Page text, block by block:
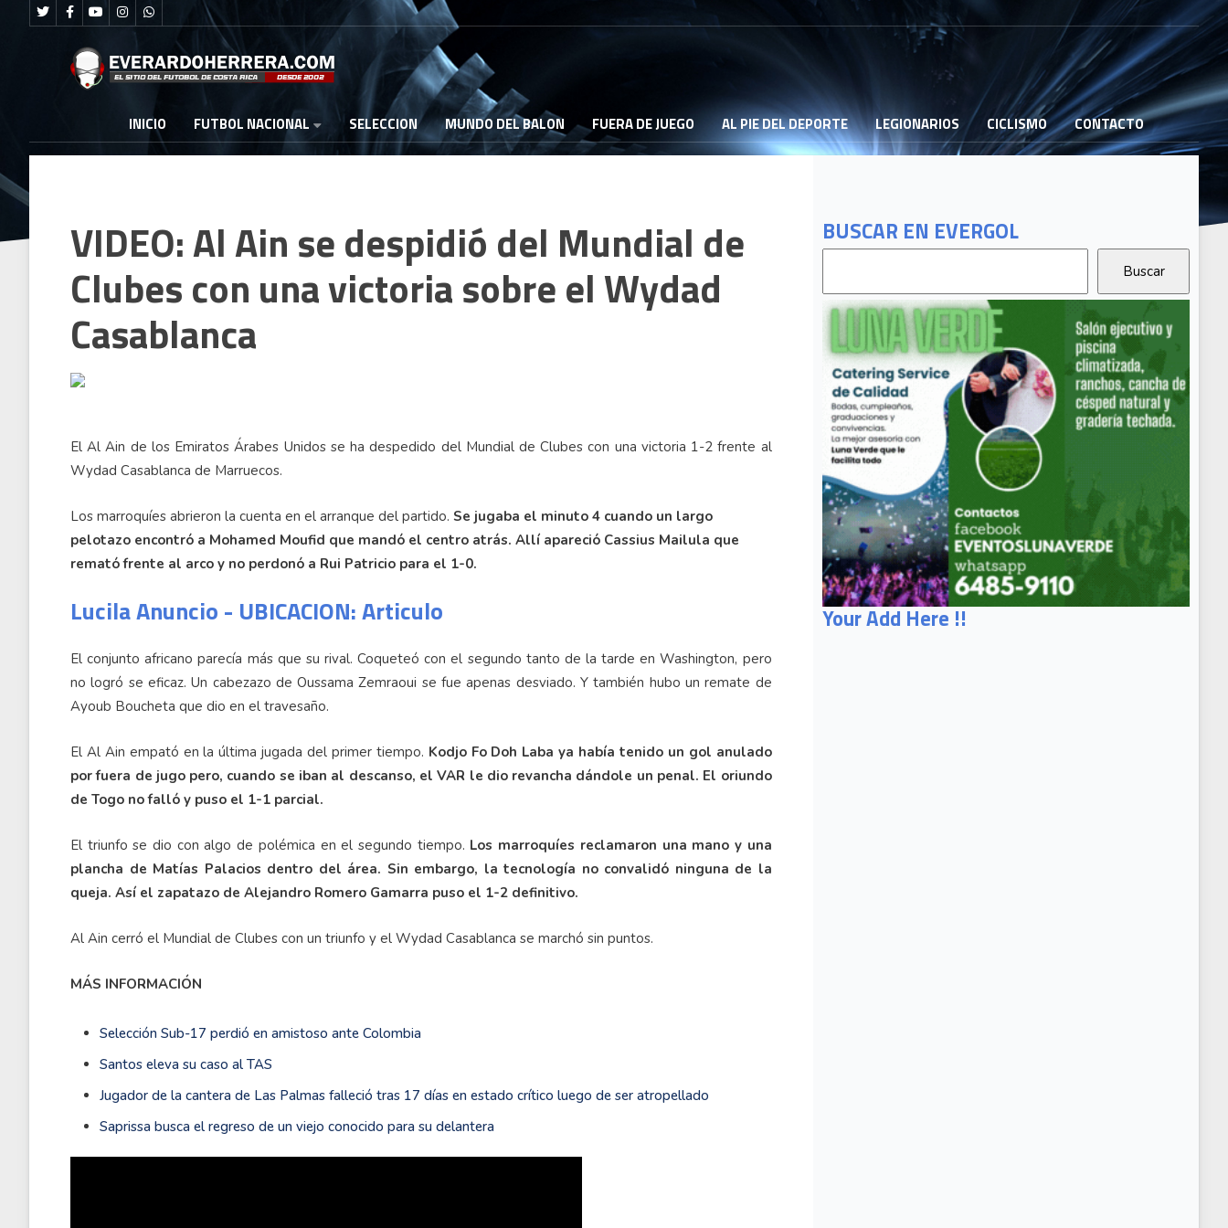
INICIO FUTBOL NACIONAL SELECCION MUNDO DEL BALON FUERA DE JUEGO AL PIE DEL DEPORTE LEGIONARIOS CICLISMO CONTACTO
BUSCAR EN EVERGOL
Your Add Here !!
VIDEO: Al Ain se despidió del Mundial de
Clubes con una victoria sobre el Wydad
Casablanca
El Al Ain de los Emiratos Árabes Unidos se ha despedido del Mundial de Clubes con una victoria 1-2 frente al
Wydad Casablanca de Marruecos.
Los marroquíes abrieron la cuenta en el arranque del partido. Se jugaba el minuto 4 cuando un largo
pelotazo encontró a Mohamed Moufid que mandó el centro atrás. Allí apareció Cassius Mailula que
remató frente al arco y no perdonó a Rui Patricio para el 1-0.
Lucila Anuncio - UBICACION: Articulo
El conjunto africano parecía más que su rival. Coqueteó con el segundo tanto de la tarde en Washington, pero
no logró se eficaz. Un cabezazo de Oussama Zemraoui se fue apenas desviado. Y también hubo un remate de
Ayoub Boucheta que dio en el travesaño.
El Al Ain empató en la última jugada del primer tiempo. Kodjo Fo Doh Laba ya había tenido un gol anulado
por fuera de jugo pero, cuando se iban al descanso, el VAR le dio revancha dándole un penal. El oriundo
de Togo no falló y puso el 1-1 parcial.
El triunfo se dio con algo de polémica en el segundo tiempo. Los marroquíes reclamaron una mano y una
plancha de Matías Palacios dentro del área. Sin embargo, la tecnología no convalidó ninguna de la
queja. Así el zapatazo de Alejandro Romero Gamarra puso el 1-2 definitivo.
Al Ain cerró el Mundial de Clubes con un triunfo y el Wydad Casablanca se marchó sin puntos.
MÁS INFORMACIÓN
Selección Sub-17 perdió en amistoso ante Colombia
Santos eleva su caso al TAS
Jugador de la cantera de Las Palmas falleció tras 17 días en estado crítico luego de ser atropellado
Saprissa busca el regreso de un viejo conocido para su delantera